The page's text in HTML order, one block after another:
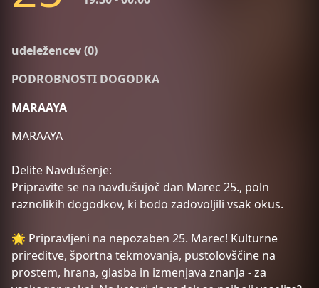
udeležencev (0)
PODROBNOSTI DOGODKA
MARAAYA
MARAAYA
Delite Navdušenje:
Pripravite se na navdušujoč dan Marec 25., poln
raznolikih dogodkov, ki bodo zadovoljili vsak okus.
🌟 Pripravljeni na nepozaben 25. Marec! Kulturne
prireditve, športna tekmovanja, pustolovščine na
prostem, hrana, glasba in izmenjava znanja - za